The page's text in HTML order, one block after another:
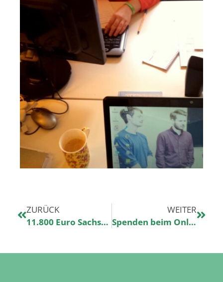
ZURÜCK
11.800 Euro Sachspenden
WEITER
Spenden beim Online Einkauf – Wir stellen Gooding vor